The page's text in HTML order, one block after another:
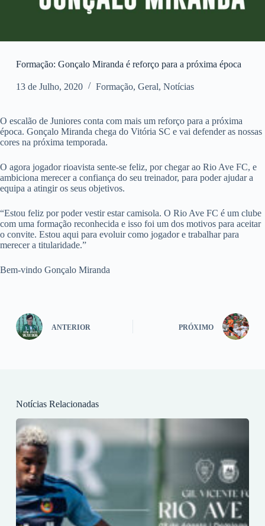
Formação: Gonçalo Miranda é reforço para a próxima época
13 de Julho, 2020 Formação, Geral, Notícias
O escalão de Juniores conta com mais um reforço para a próxima
época. Gonçalo Miranda chega do Vitória SC e vai defender as nossas
cores na próxima temporada.
O agora jogador rioavista sente-se feliz, por chegar ao Rio Ave FC, e
ambiciona merecer a confiança do seu treinador, para poder ajudar a
equipa a atingir os seus objetivos.
“Estou feliz por poder vestir estar camisola. O Rio Ave FC é um clube
com uma formação reconhecida e isso foi um dos motivos para aceitar
o convite. Estou aqui para evoluir como jogador e trabalhar para
merecer a titularidade.”
Bem-vindo Gonçalo Miranda
ANTERIOR PRÓXIMO
Notícias Relacionadas